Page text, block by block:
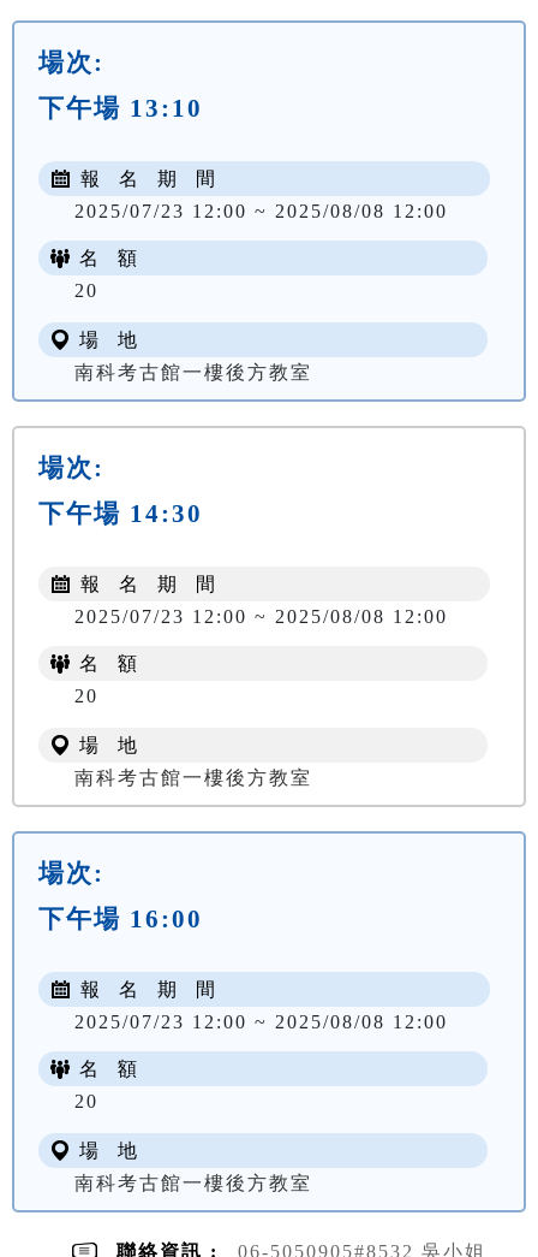
場次:
下午場 13:10
報 名 期 間
2025/07/23 12:00 ~ 2025/08/08 12:00
名 額
20
場 地
南科考古館一樓後方教室
場次:
下午場 14:30
報 名 期 間
2025/07/23 12:00 ~ 2025/08/08 12:00
名 額
20
場 地
南科考古館一樓後方教室
場次:
下午場 16:00
報 名 期 間
2025/07/23 12:00 ~ 2025/08/08 12:00
名 額
20
場 地
南科考古館一樓後方教室
聯絡資訊 : 06-5050905#8532 吳小姐